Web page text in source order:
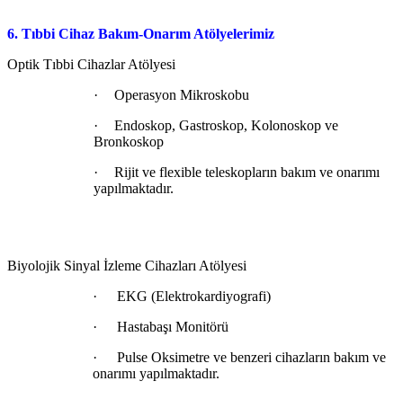
6. Tıbbi Cihaz Bakım-Onarım Atölyelerimiz
Optik Tıbbi Cihazlar Atölyesi
·
Operasyon Mikroskobu
·
Endoskop, Gastroskop, Kolonoskop ve
Bronkoskop
·
Rijit ve flexible teleskopların bakım ve onarımı
yapılmaktadır.
Biyolojik Sinyal İzleme Cihazları Atölyesi
·
EKG (Elektrokardiyografi)
·
Hastabaşı Monitörü
·
Pulse Oksimetre ve benzeri cihazların bakım ve
onarımı yapılmaktadır.